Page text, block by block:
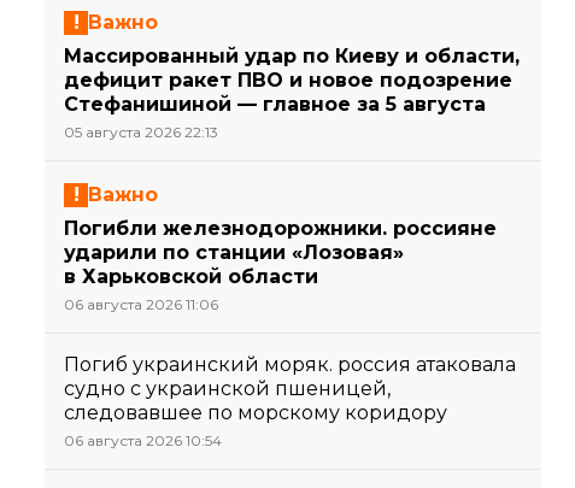
Важно
Массированный удар по Киеву и области,
дефицит ракет ПВО и новое подозрение
Стефанишиной — главное за 5 августа
05 августа 2026 22:13
Важно
Погибли железнодорожники. россияне
ударили по станции «Лозовая»
в Харьковской области
06 августа 2026 11:06
Погиб украинский моряк. россия атаковала
судно с украинской пшеницей,
следовавшее по морскому коридору
06 августа 2026 10:54